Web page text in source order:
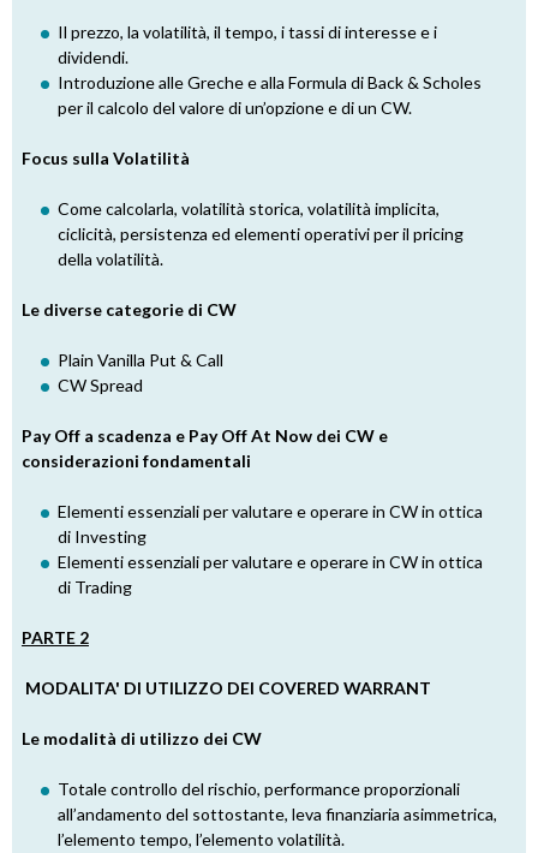
Il prezzo, la volatilità, il tempo, i tassi di interesse e i
dividendi.
Introduzione alle Greche e alla Formula di Back & Scholes
per il calcolo del valore di un’opzione e di un CW.
Focus sulla Volatilità
Come calcolarla, volatilità storica, volatilità implicita,
ciclicità, persistenza ed elementi operativi per il pricing
della volatilità.
Le diverse categorie di CW
Plain Vanilla Put & Call
CW Spread
Pay Off a scadenza e Pay Off At Now dei CW e
considerazioni fondamentali
Elementi essenziali per valutare e operare in CW in ottica
di Investing
Elementi essenziali per valutare e operare in CW in ottica
di Trading
PARTE 2
MODALITA' DI UTILIZZO DEI COVERED WARRANT
Le modalità di utilizzo dei CW
Totale controllo del rischio, performance proporzionali
all’andamento del sottostante, leva finanziaria asimmetrica,
l’elemento tempo, l’elemento volatilità.